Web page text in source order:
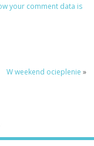
your comment data is
W weekend ocieplenie »